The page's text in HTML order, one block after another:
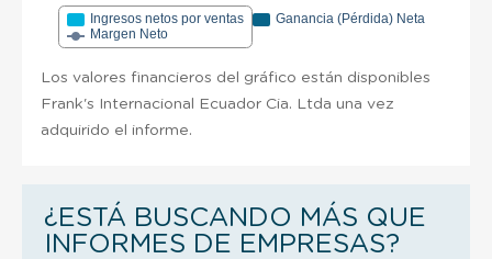
Ingresos netos por ventas
Ganancia (Pérdida) Neta
Margen Neto
Los valores financieros del gráfico están disponibles
Frank's Internacional Ecuador Cia. Ltda una vez
adquirido el informe.
¿ESTÁ BUSCANDO MÁS QUE
INFORMES DE EMPRESAS?